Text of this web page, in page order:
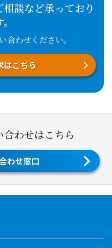
談など承っており
合わせください。
はこちら
わせはこちら
わせ窓口